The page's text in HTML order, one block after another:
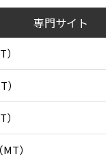
専門サイト
）